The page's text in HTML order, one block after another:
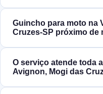
Guincho para moto na
Cruzes‑SP próximo de
O serviço atende toda
Avignon, Mogi das